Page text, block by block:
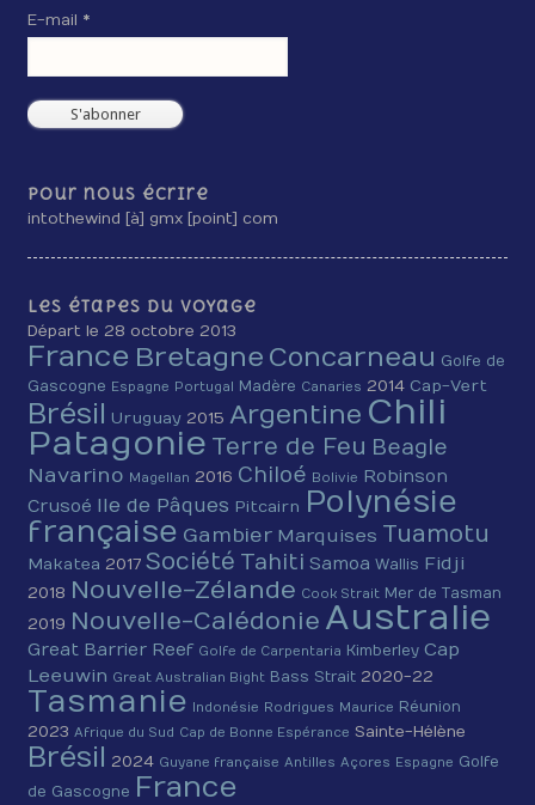
E-mail *
Pour nous écrire
intothewind [à] gmx [point] com
Les étapes du voyage
Départ le 28 octobre 2013
France Bretagne Concarneau Golfe de
Gascogne Espagne Portugal Madère Canaries 2014 Cap-Vert
Brésil Uruguay 2015Argentine Chili
Patagonie Terre de Feu Beagle
Navarino Magellan 2016 Chiloé Bolivie Robinson
Crusoé Ile de Pâques Pitcairn Polynésie
française Gambier Marquises Tuamotu
Makatea 2017Société Tahiti Samoa Wallis Fidji
2018 Nouvelle-Zélande Cook Strait Mer de Tasman
2019 Nouvelle-Calédonie Australie
Great Barrier Reef Golfe de Carpentaria Kimberley Cap
Leeuwin Great Australian Bight Bass Strait 2020-22
Tasmanie Indonésie Rodrigues Maurice Réunion
2023Afrique du Sud Cap de Bonne Espérance Sainte-Hélène
Brésil 2024 Guyane française Antilles Açores Espagne Golfe
de Gascogne France